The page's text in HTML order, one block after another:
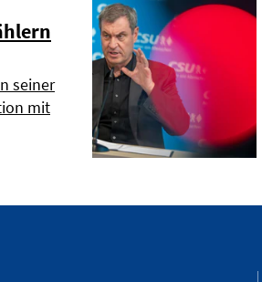
seiner
mit